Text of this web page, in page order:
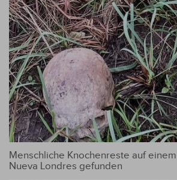
Menschliche Knochenreste auf
Nueva Londres gefunden